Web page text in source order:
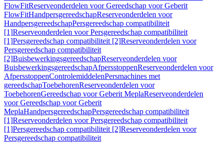
FlowFitReserveonderdelen voor Gereedschap voor Geberit
FlowFitHandpersgereedschapReserveonderdelen voor
HandpersgereedschapPersgereedschap compatibiliteit
[1]Reserveonderdelen voor Persgereedschap compatibiliteit
[1]Persgereedschap compatibiliteit [2]Reserveonderdelen voor
Persgereedschap compatibiliteit
[2]BuisbewerkingsgereedschapReserveonderdelen voor
BuisbewerkingsgereedschapAfpersstoppenReserveonderdelen voor
AfpersstoppenControlemiddelenPersmachines met
gereedschapToebehorenReserveonderdelen voor
ToebehorenGereedschap voor Geberit MeplaReserveonderdelen
voor Gereedschap voor Geberit
MeplaHandpersgereedschapPersgereedschap compatibiliteit
[1]Reserveonderdelen voor Persgereedschap compatibiliteit
[1]Persgereedschap compatibiliteit [2]Reserveonderdelen voor
Persgereedschap compatibiliteit